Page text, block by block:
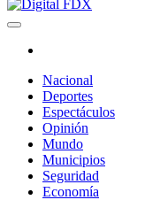
Digital FDX
Nacional
Deportes
Espectáculos
Opinión
Mundo
Municipios
Seguridad
Economía